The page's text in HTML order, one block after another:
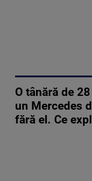
O tânără de
un Mercedes
fără el. Ce